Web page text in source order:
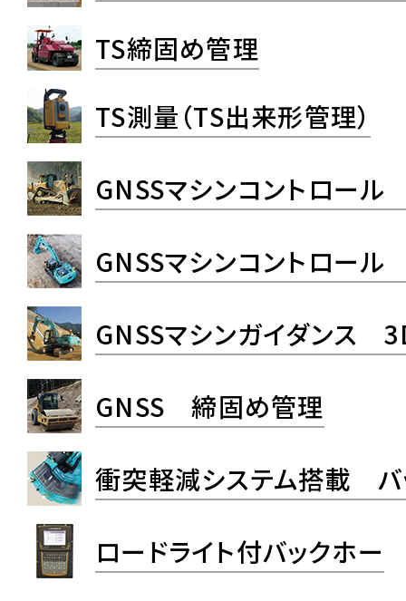
TS締固め管理
TS測量（TS出来形管理）
GNSSマシンコントロー
GNSSマシンコントロー
GNSSマシンガイダンス
GNSS 締固め管理
衝突軽減システム搭載 バ
ロードライト付バックホー